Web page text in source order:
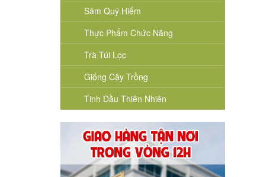
Sâm Quý Hiếm
Thực Phẩm Chức Năng
Trà Túi Lọc
Giống Cây Trồng
Tinh Dầu Thiên Nhiên